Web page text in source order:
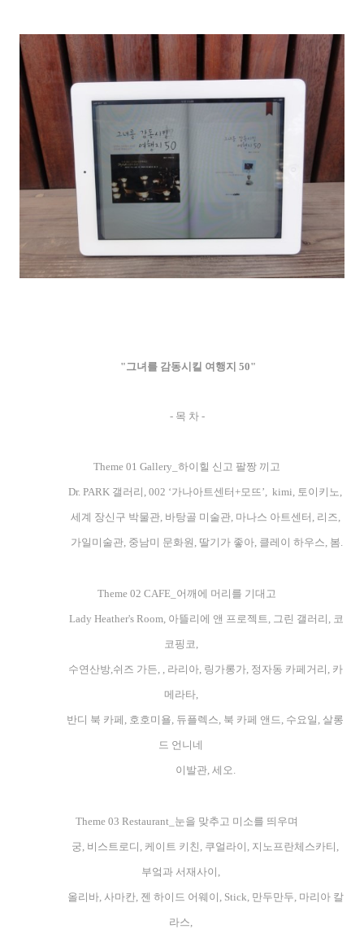
"그녀를 감동시킬 여행지 50"
- 목 차 -
Theme 01 Gallery_하이힐 신고 팔짱 끼고
Dr. PARK 갤러리, 002 ‘가나아트센터+모뜨’, kimi, 토이키노,
세계 장신구 박물관, 바탕골 미술관, 마나스 아트센터, 리즈,
가일미술관, 중남미 문화원, 딸기가 좋아, 클레이 하우스, 봄.
Theme 02 CAFE_어깨에 머리를 기대고
Lady Heather's Room, 아뜰리에 앤 프로젝트, 그린 갤러리, 코
코핑코,
수연산방,쉬즈 가든, , 라리아, 링가롱가, 정자동 카페거리, 카
메라타,
반디 북 카페, 호호미욜, 듀플렉스, 북 카페 앤드, 수요일, 살롱
드 언니네
이발관, 세오.
Theme 03 Restaurant_눈을 맞추고 미소를 띄우며
궁, 비스트로디, 케이트 키친, 쿠얼라이, 지노프란체스카티,
부엌과 서재사이,
올리바, 사마칸, 젠 하이드 어웨이, Stick, 만두만두, 마리아 칼
라스,